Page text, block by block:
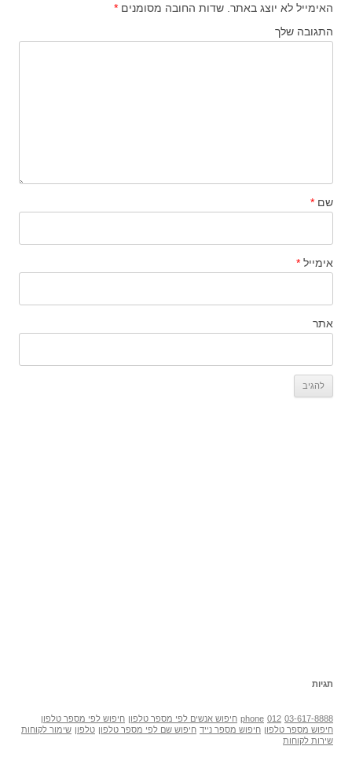
האימייל לא יוצג באתר. שדות החובה מסומנים *
התגובה שלך
שם *
אימייל *
אתר
תגיות
03-617-8888
012
phone חיפוש אנשים לפי מספר טלפון חיפוש לפי מספר טלפון
חיפוש מספר טלפון חיפוש מספר נייד חיפוש שם לפי מספר טלפון טלפון שימור לקוחות
שירות לקוחות